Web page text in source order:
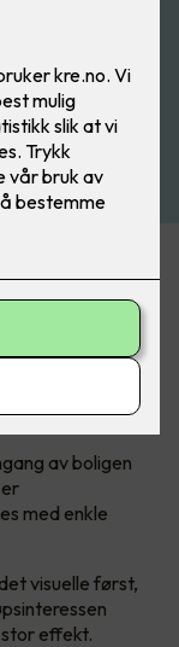
og råd til hva
av boligen
med enkle
visuelle først,
effekt.